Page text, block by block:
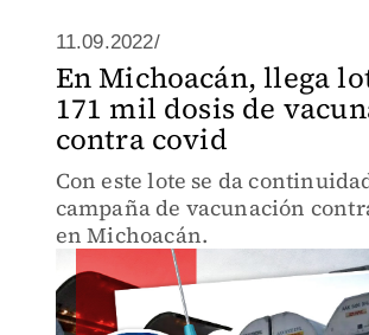
11.09.2022/
En Michoacán, llega
171 mil dosis de
contra covid
Con este lote se da
campaña de vacunación
en Michoacán.